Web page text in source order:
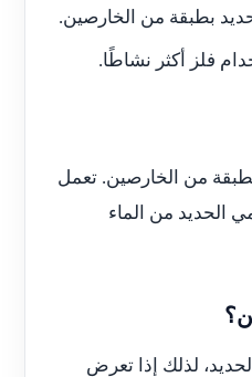
بطبقة من الخارصين.
فلز أكثر نشاطًا.
من الخارصين. تعمل
الحديد من الماء
لذلك إذا تعرض